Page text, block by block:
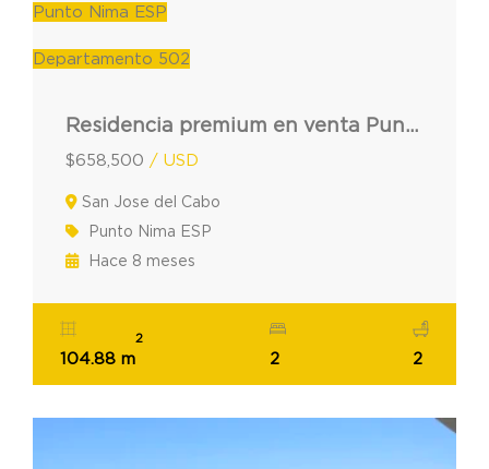
Punto Nima ESP
Departamento 502
Residencia premium en venta Punto Nima 502 en los Cabos
$658,500 / USD
San Jose del Cabo
Punto Nima ESP
Hace 8 meses
104.88 m
2
2 2